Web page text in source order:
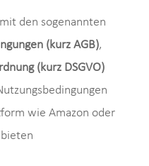
den sogenannten
(kurz AGB),
(kurz DSGVO)
wie Amazon oder